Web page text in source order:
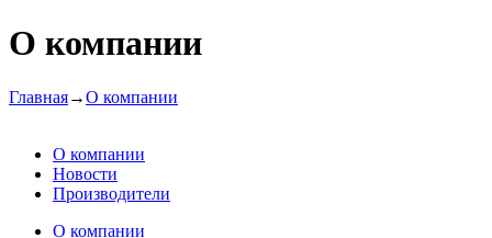
О компании
Главная→О компании
О компании
Новости
Производители
О компании